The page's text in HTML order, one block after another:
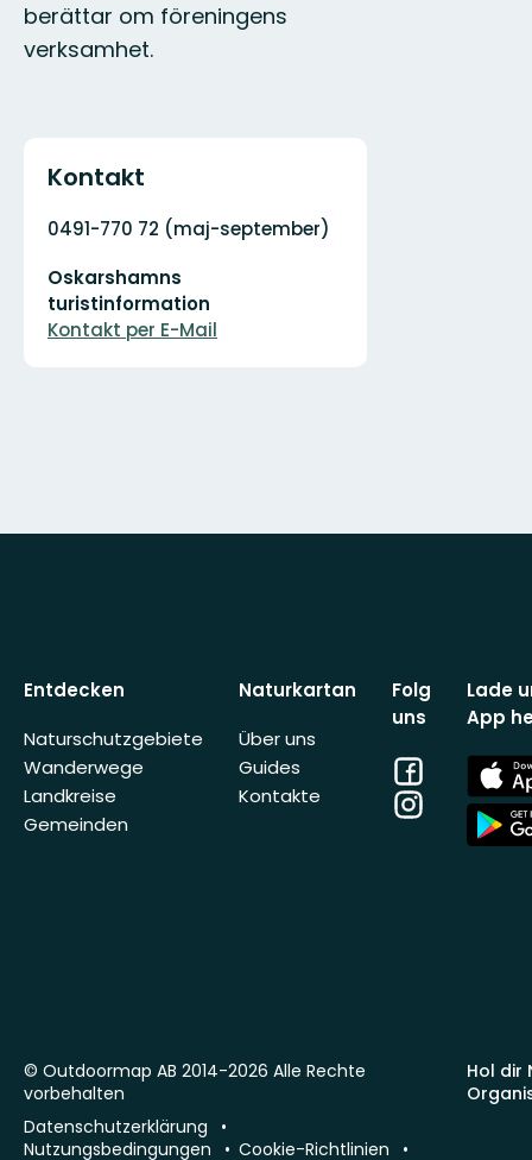
berättar om föreningens
verksamhet.
Kontakt
Adresse
0491-770 72 (maj-september)
Mail-
Adresse
Oskarshamns
turistinformation
Kontakt per E-Mail
Entdecken
Naturschutzgebiete
Wanderwege
Landkreise
Gemeinden
Naturkartan
Über uns
Guides
Kontakte
Folg
uns
Facebook
Instagram
Lade
App
App
Store
App
Store
Hol dir
© Outdoormap AB 2014-2026 Alle Rechte
vorbehalten
Datenschutzerklärung
Nutzungsbedingungen
Cookie-Richtlinien